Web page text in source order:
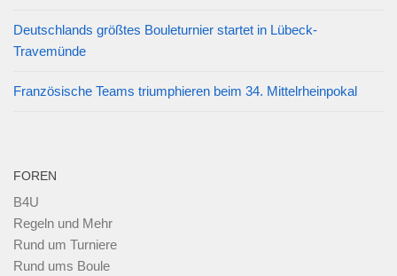
Deutschlands größtes Bouleturnier startet in Lübeck-
Travemünde
Französische Teams triumphieren beim 34. Mittelrheinpokal
FOREN
B4U
Regeln und Mehr
Rund um Turniere
Rund ums Boule